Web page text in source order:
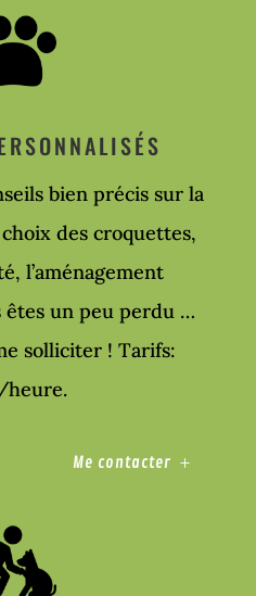
bien précis sur la
des croquettes,
l’aménagement
un peu perdu …
solliciter ! Tarifs:
Me contacter